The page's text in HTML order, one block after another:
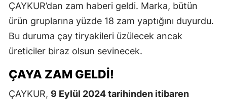
ÇAYKUR’dan zam haberi geldi. Marka, bütün
ürün gruplarına yüzde 18 zam yaptığını duyurdu.
Bu duruma çay tiryakileri üzülecek ancak
üreticiler biraz olsun sevinecek.
ÇAYA ZAM GELDI!
ÇAYKUR, 9 Eylül 2024 tarihinden itibaren